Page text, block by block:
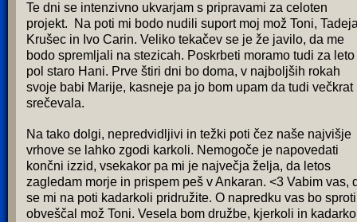
Te dni se intenzivno ukvarjam s pripravami za celoten
projekt. Na poti mi bodo nudili suport moj mož Toni,
Krušec in Ivo Carin. Veliko tekačev se je že javilo, da me
bodo spremljali na stezicah. Poskrbeti moramo tudi za
pol staro Hani. Prve štiri dni bo doma, v najboljših rokah
svoje babi Marije, kasneje pa jo bom upam da tudi večkrat
srečevala.
Na tako dolgi, nepredvidljivi in težki poti čez naše najvišje
vrhove se lahko zgodi karkoli. Nemogoče je napovedati
končni izzid, vsekakor pa mi je največja želja, da letos
zagledam morje in prispem peš v Ankaran. <3 Vabim vas,
se mi na poti kadarkoli pridružite. O napredku vas bo sproti
obveščal mož Toni. Vesela bom družbe, kjerkoli in